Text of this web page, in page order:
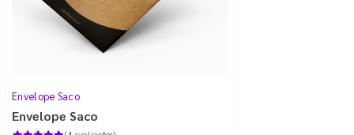
Envelope Saco
Envelope Saco